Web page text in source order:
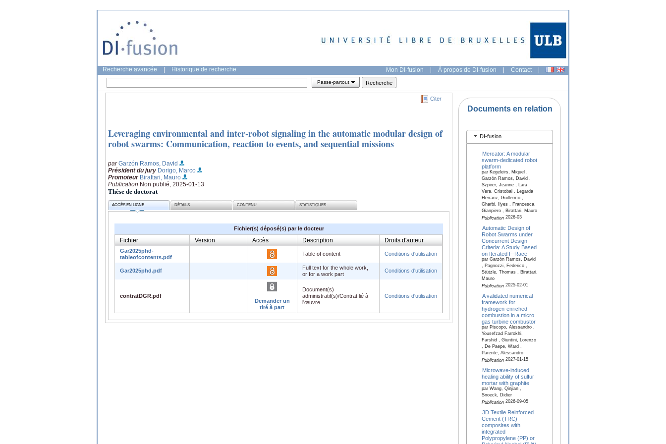
Recherche avancée Historique de recherche Mon DI-fusion | À propos de DI-fusion | Contact |
Passe-partout
Citer
Leveraging environmental and inter-robot signaling in the automatic modular design of
robot swarms: Communication, reaction to events, and sequential missions
parGarzón Ramos, David
Président du jury Dorigo, Marco
Promoteur Birattari, Mauro
Publication Non publié, 2025-01-13
Thèse de doctorat
ACCÈS EN LIGNE DÉTAILS CONTENU STATISTIQUES
Fichier(s) déposé(s) par le docteur
Fichier Version Accès Description Droits d'auteur
Gar2025phd-
tableofcontents.pdf
Table of content Conditions d'utilisation
Gar2025phd.pdf
Full text for the whole work,
or for a work part
Conditions d'utilisation
contratDGR.pdf
Demander un
tiré à part
Document(s)
administratif(s)/Contrat lié à
l'œuvre
Conditions d'utilisation
Documents en relation
DI-fusion
Mercator: A modular
swarm-dedicated robot
platform
par Kegeleirs, Miquel ,
Garzón Ramos, David ,
Szpirer, Jeanne , Lara
Vera, Cristobal , Legarda
Herranz, Guillermo ,
Gharbi, Ilyes , Francesca,
Gianpiero , Birattari, Mauro
Publication2026-03
Automatic Design of
Robot Swarms under
Concurrent Design
Criteria: A Study Based
on Iterated F-Race
par Garzón Ramos, David
, Pagnozzi, Federico ,
Stützle, Thomas , Birattari,
Mauro
Publication2025-02-01
A validated numerical
framework for
hydrogen-enriched
combustion in a micro
gas turbine combustor
par Piscopo, Alessandro ,
Yousefzad Farrokhi,
Farshid , Giuntini, Lorenzo
, De Paepe, Ward ,
Parente, Alessandro
Publication2027-01-15
Microwave-induced
healing ability of sulfur
mortar with graphite
par Wang, Qinjian ,
Snoeck, Didier
Publication2026-09-05
3D Textile Reinforced
Cement (TRC)
composites with
integrated
Polypropylene (PP) or